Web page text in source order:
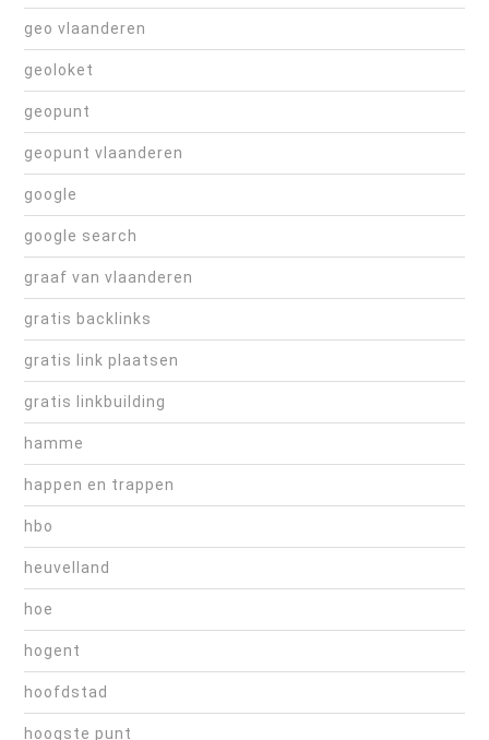
geo vlaanderen
geoloket
geopunt
geopunt vlaanderen
google
google search
graaf van vlaanderen
gratis backlinks
gratis link plaatsen
gratis linkbuilding
hamme
happen en trappen
hbo
heuvelland
hoe
hogent
hoofdstad
hoogste punt